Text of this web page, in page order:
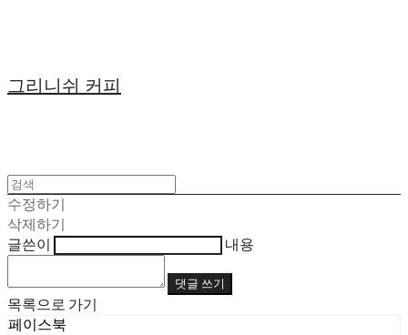
그리니쉬 커피
수정하기
삭제하기
글쓴이
내용
댓글 쓰기
목록으로 가기
페이스북